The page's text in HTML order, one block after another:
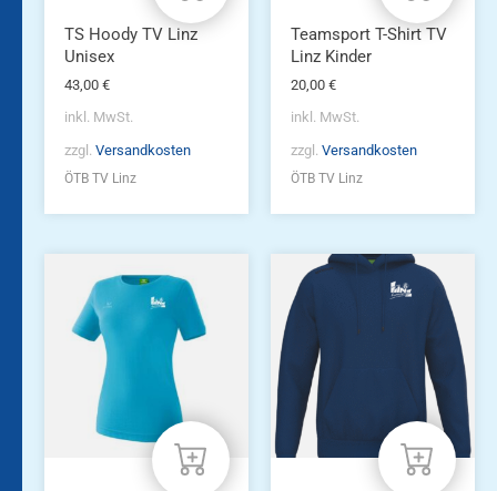
Produktseite
gewählt
werden
TS Hoody TV Linz
Unisex
43,00 €
inkl. MwSt.
zzgl. Versandkosten
ÖTB TV Linz
Produktseite
gewählt
werden
Teamsport T-Shirt TV
Linz Kinder
20,00 €
inkl. MwSt.
zzgl. Versandkosten
ÖTB TV Linz
Produkt
weist
mehrere
Varianten
Optionen
können
Dieses
Produkt
weist
Varianten
auf.
Die
Optionen
können
auf